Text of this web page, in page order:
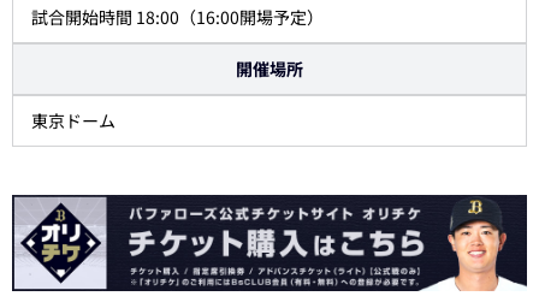
試合開始時間 18:00（16:00開場予定）
開催場所
東京ドーム